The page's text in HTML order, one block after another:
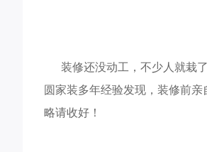
装修还没动工，不少人就栽了
圆家装多年经验发现，装修前
略请收好！​